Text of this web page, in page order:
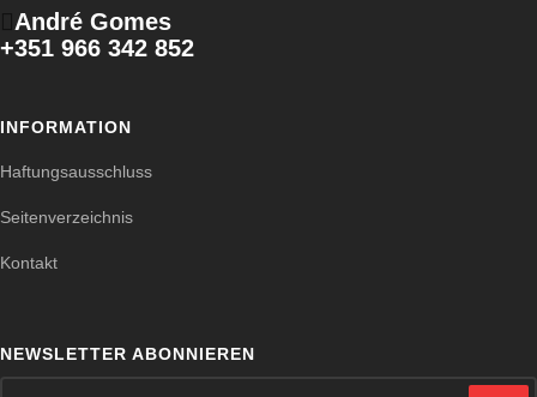
André Gomes
+351 966 342 852
INFORMATION
Haftungsausschluss
Seitenverzeichnis
Kontakt
NEWSLETTER ABONNIEREN